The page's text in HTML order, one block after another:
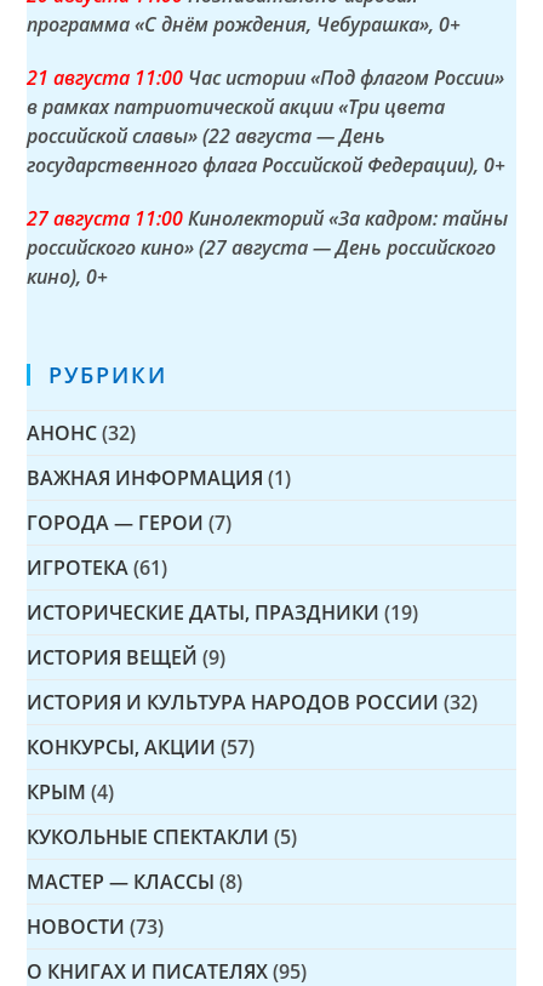
программа «С днём рождения, Чебурашка», 0+
21 августа 11:00 Час истории «Под флагом России»
в рамках патриотической акции «Три цвета
российской славы» (22 августа — День
государственного флага Российской Федерации), 0+
27 августа 11:00Кинолекторий «За кадром: тайны
российского кино» (27 августа — День российского
кино), 0+
РУБРИКИ
АНОНС (32)
ВАЖНАЯ ИНФОРМАЦИЯ (1)
ГОРОДА — ГЕРОИ (7)
ИГРОТЕКА (61)
ИСТОРИЧЕСКИЕ ДАТЫ, ПРАЗДНИКИ (19)
ИСТОРИЯ ВЕЩЕЙ (9)
ИСТОРИЯ И КУЛЬТУРА НАРОДОВ РОССИИ (32)
КОНКУРСЫ, АКЦИИ (57)
КРЫМ (4)
КУКОЛЬНЫЕ СПЕКТАКЛИ (5)
МАСТЕР — КЛАССЫ (8)
НОВОСТИ (73)
О КНИГАХ И ПИСАТЕЛЯХ (95)